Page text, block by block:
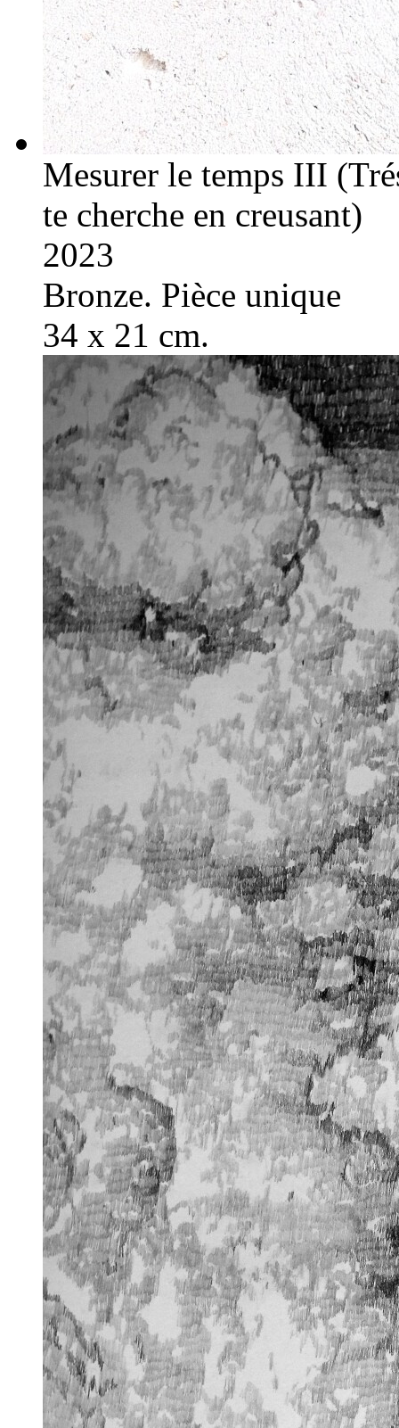
Mesurer le temps III
te cherche en creusant)
2023
Bronze. Pièce unique
34 x 21 cm.